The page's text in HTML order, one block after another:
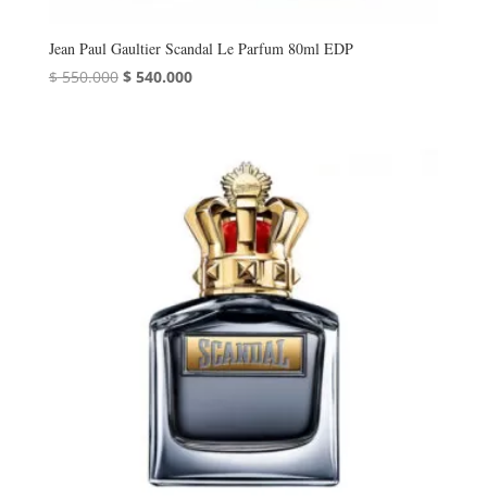
Jean Paul Gaultier Scandal Le Parfum 80ml EDP
$550.000 El
$540.000El
$ 540.000.